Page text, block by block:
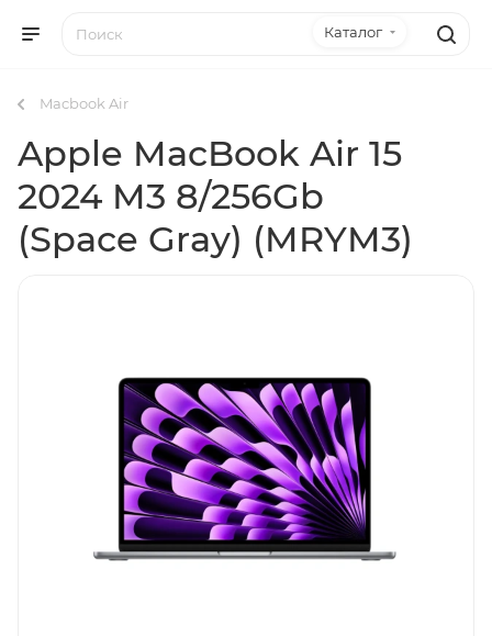
Каталог
Macbook Air
Apple MacBook Air 15
2024 M3 8/256Gb
(Space Gray) (MRYM3)